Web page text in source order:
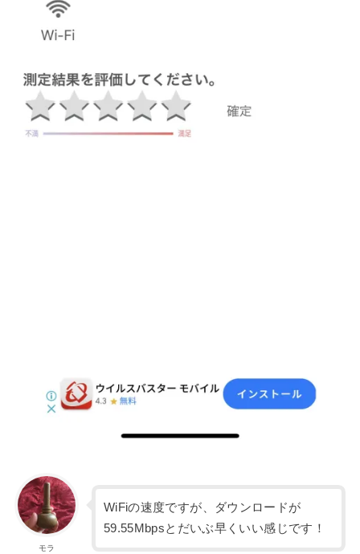
モラ
WiFiの速度ですが、ダウンロードが
59.55Mbpsとだいぶ早くいい感じです！